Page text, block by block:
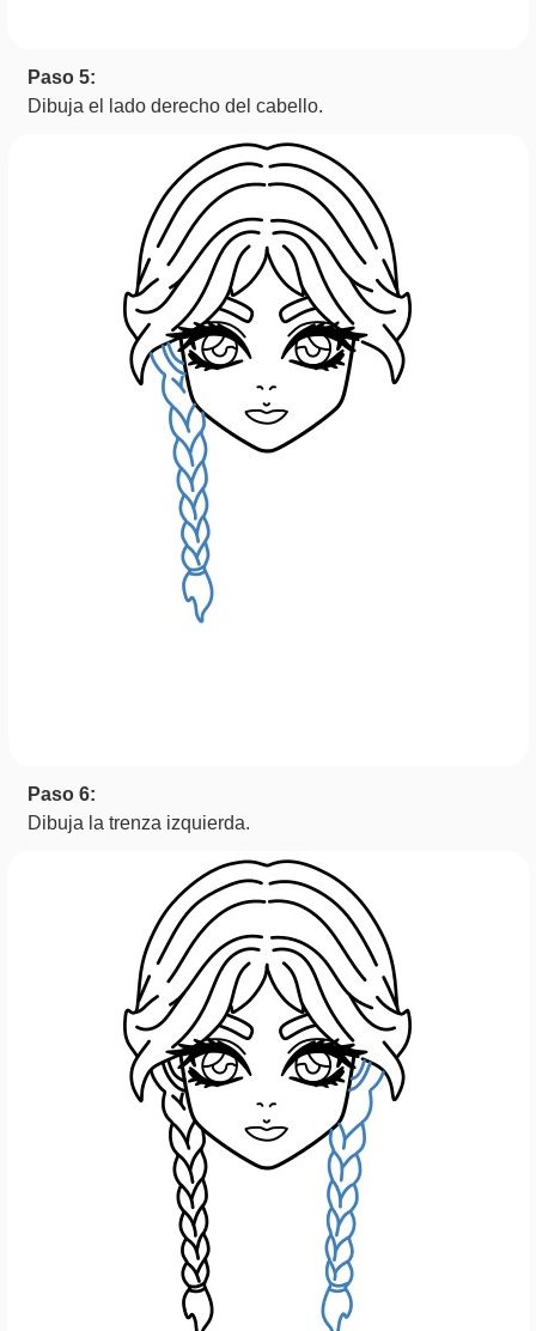
Paso 5:
Dibuja el lado derecho del cabello.
Paso 6:
Dibuja la trenza izquierda.